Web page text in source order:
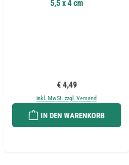
5,5 x 4 cm
Regulärer Preis:
€ 4,49
inkl. MwSt. zzgl. Versand
IN DEN WARENKORB